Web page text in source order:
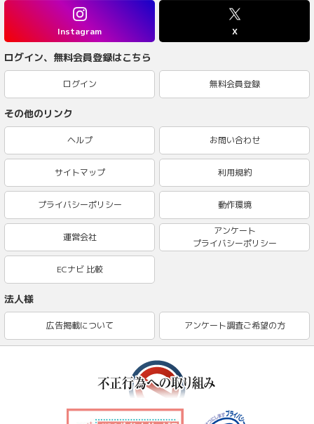
Instagram X
ログイン、無料会員登録はこちら
ログイン 無料会員登録
その他のリンク
ヘルプ お問い合わせ
サイトマップ 利用規約
プライバシーポリシー 動作環境
運営会社
アンケート
プライバシーポリシー
ECナビ 比較
法人様
広告掲載について アンケート調査ご希望の方